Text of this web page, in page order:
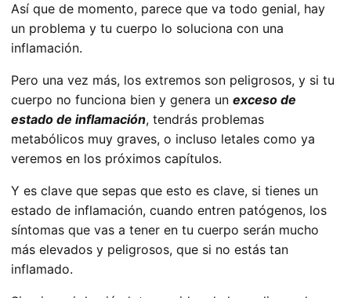
Así que de momento, parece que va todo genial, hay
un problema y tu cuerpo lo soluciona con una
inflamación.
Pero una vez más, los extremos son peligrosos, y si tu
cuerpo no funciona bien y genera un exceso de
estado de inflamación, tendrás problemas
metabólicos muy graves, o incluso letales como ya
veremos en los próximos capítulos.
Y es clave que sepas que esto es clave, si tienes un
estado de inflamación, cuando entren patógenos, los
síntomas que vas a tener en tu cuerpo serán mucho
más elevados y peligrosos, que si no estás tan
inflamado.